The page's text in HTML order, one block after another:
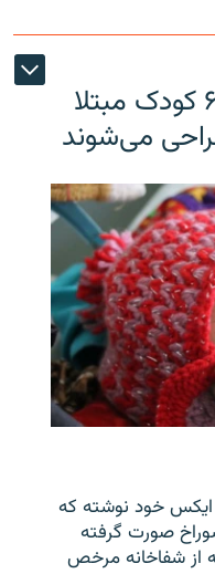
سره‌ میاشت: روزانه ۴ تا ۶ کودک مبتلا
می‌شوند
در صفحه ایکس خود نوشته که
به سوراخ صورت گرفته
از شفاخانه مرخص